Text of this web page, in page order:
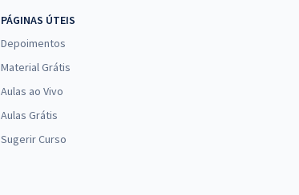
PÁGINAS ÚTEIS
Depoimentos
Material Grátis
Aulas ao Vivo
Aulas Grátis
Sugerir Curso